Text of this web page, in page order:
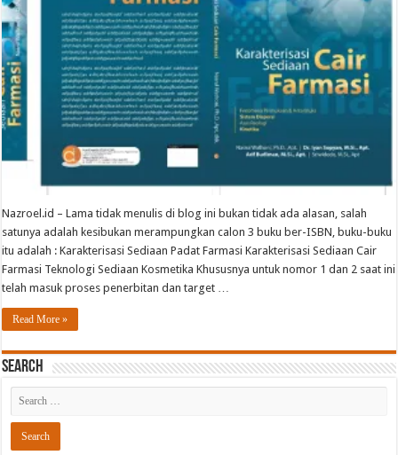
Nazroel.id – Lama tidak menulis di blog ini bukan tidak ada alasan, salah
satunya adalah kesibukan merampungkan calon 3 buku ber-ISBN, buku-buku
itu adalah : Karakterisasi Sediaan Padat Farmasi Karakterisasi Sediaan Cair
Farmasi Teknologi Sediaan Kosmetika Khususnya untuk nomor 1 dan 2 saat ini
telah masuk proses penerbitan dan target …
Read More »
Search